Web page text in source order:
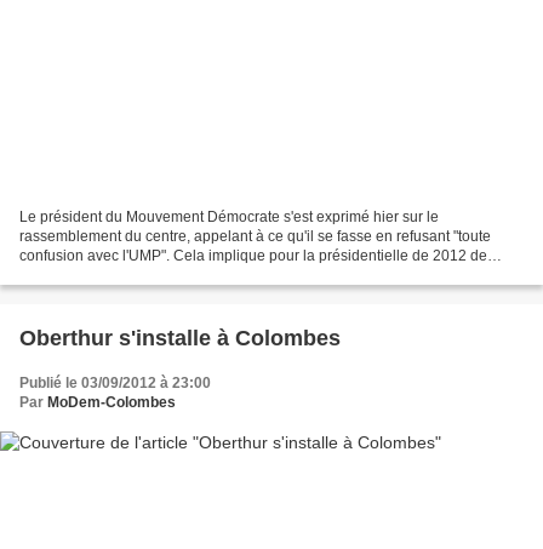
Le président du Mouvement Démocrate s'est exprimé hier sur le
rassemblement du centre, appelant à ce qu'il se fasse en refusant "toute
confusion avec l'UMP". Cela implique pour la présidentielle de 2012 de
Oberthur s'installe à Colombes
Publié le 03/09/2012 à 23:00
Par MoDem-Colombes